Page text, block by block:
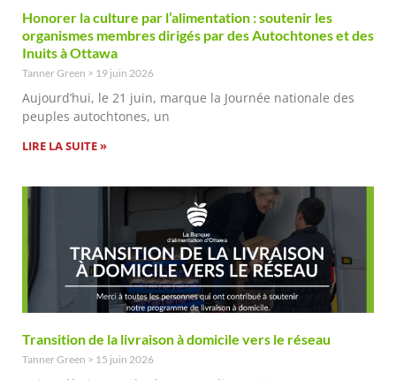
Honorer la culture par l’alimentation : soutenir les
organismes membres dirigés par des Autochtones et des
Inuits à Ottawa
Tanner Green 19 juin 2026
Aujourd’hui, le 21 juin, marque la Journée nationale des
peuples autochtones, un
LIRE LA SUITE »
Transition de la livraison à domicile vers le réseau
Tanner Green 15 juin 2026